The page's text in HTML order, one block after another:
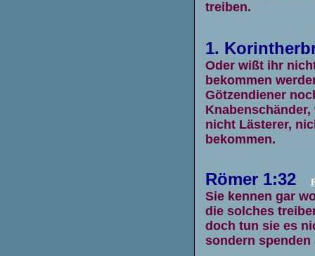
treiben.
1.
Oder wißt ihr
bekommen
Götzendiener
nicht Lästerer,
bekommen.
Römer 1:32
Sie kennen gar
die solches
doch tun sie es
sondern spenden